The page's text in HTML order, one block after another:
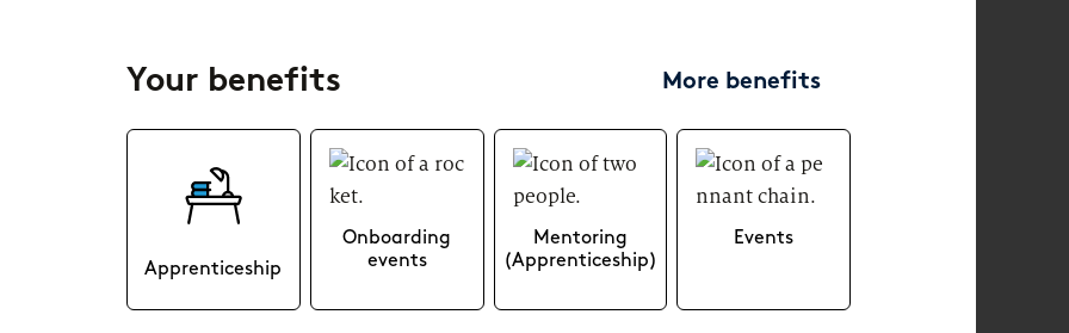
Your benefits More benefits
Apprenticeship
Onboarding
events
Mentoring
(Apprenticeship)
Events